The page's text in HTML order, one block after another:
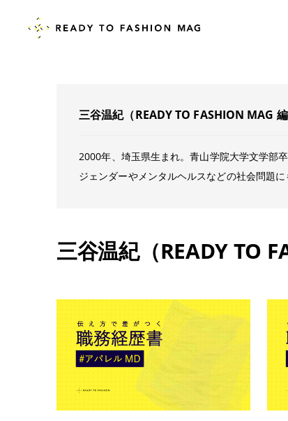
三谷温紀（READY TO FASHION MAG 編
2000年、埼玉県生まれ。青山学院大学文学部
ジェンダーやメンタルヘルスなどの社会問題
三谷温紀（READY TO